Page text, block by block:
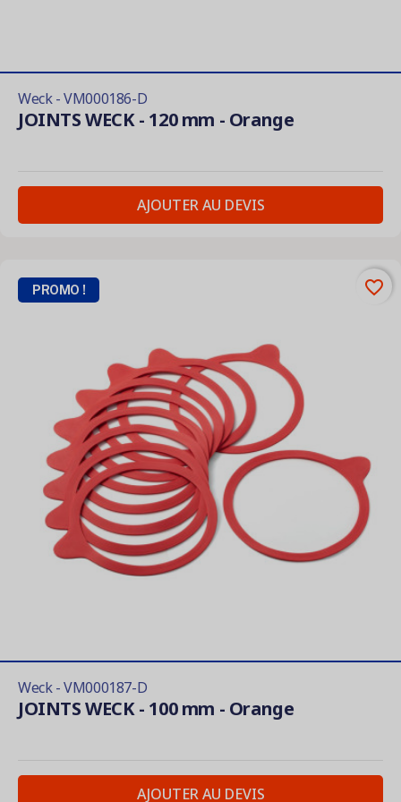
Weck - VM000186-D
JOINTS WECK - 120 mm - Orange
AJOUTER AU DEVIS
Weck - VM000187-D
JOINTS WECK - 100 mm - Orange
AJOUTER AU DEVIS
PROMO ! favorite_border